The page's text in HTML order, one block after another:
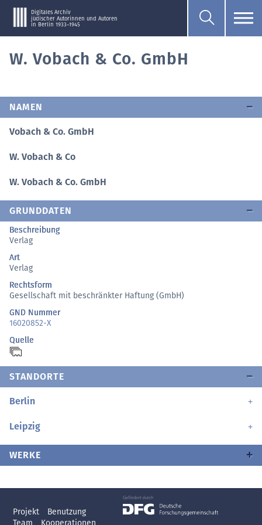
Digitales Archiv
jüdischer Autorinnen und Autoren
in Berlin 1933–1945
W. Vobach & Co. GmbH
NAMEN
Vobach & Co. GmbH
W. Vobach & Co
W. Vobach & Co. GmbH
GRUNDDATEN
Beschreibung
Verlag
Art
Verlag
Rechtsform
Gesellschaft mit beschränkter Haftung (GmbH)
GND Nummer
16020852-X
Quelle
STANDORTE
Berlin
Leipzig
WERKE
Projekt
Benutzung
Team
Kooperationen